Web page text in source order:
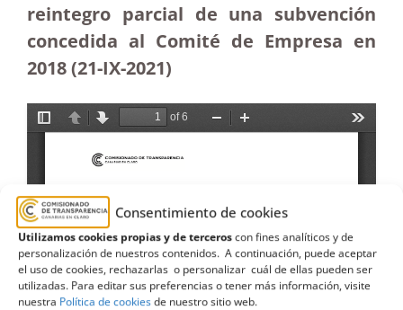
Consentimiento de cookies
Utilizamos cookies propias y de terceroscon fines analíticos y de
personalización de nuestros contenidos. A continuación, puede aceptar
el uso de cookies, rechazarlas o personalizar cuál de ellas pueden ser
utilizadas. Para editar sus preferencias o tener más información, visite
nuestra Política de cookiesde nuestro sitio web.
reintegro parcial de una subvención
concedida al Comité de Empresa en
2018 (21-IX-2021)